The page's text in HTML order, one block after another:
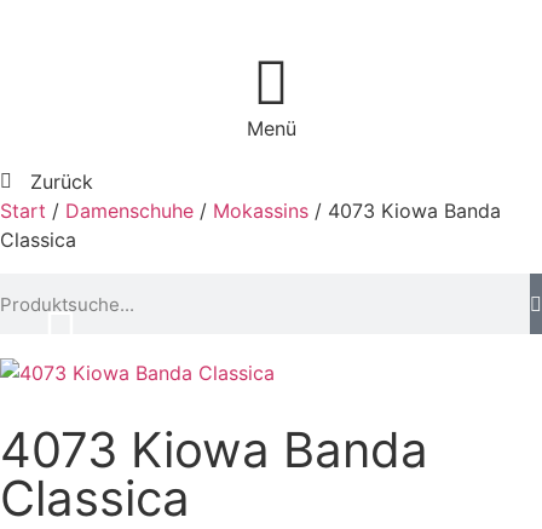
Menü
Zurück
Start / Damenschuhe / Mokassins / 4073 Kiowa Banda
Classica
4073 Kiowa Banda
Classica